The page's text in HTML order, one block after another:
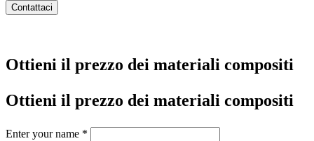
Contattaci
Ottieni il prezzo dei materiali compositi
Ottieni il prezzo dei materiali compositi
Enter your name *